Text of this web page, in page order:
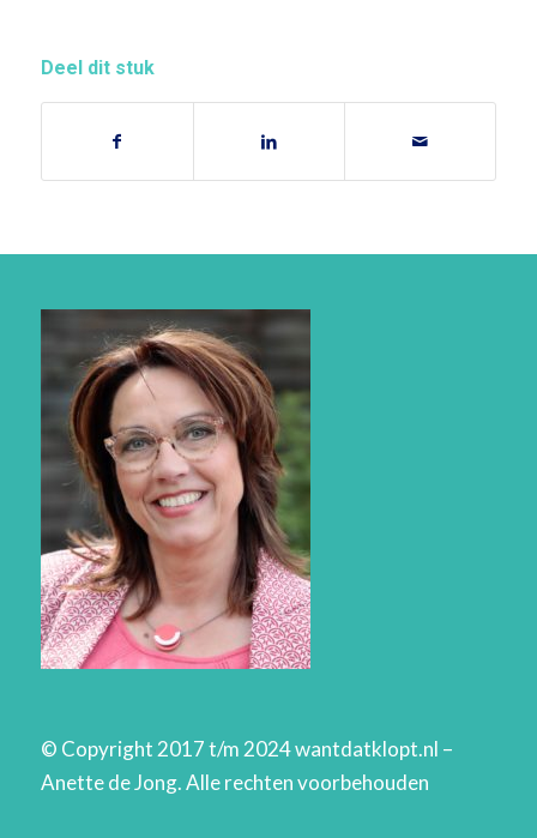
Deel dit stuk
© Copyright 2017 t/m 2024 wantdatklopt.nl –
Anette de Jong. Alle rechten voorbehouden